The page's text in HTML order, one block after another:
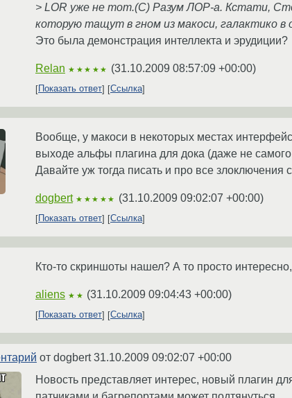
> LOR уже не тот.(C) Разум ЛОР-а. Кстати,
которую тащут в гном из макоси, галактико в
Это была демонстрация интеллекта и эрудиции?
Relan ★★★★★ (31.10.2009 08:57:09 +00:00)
Показать ответ Ссылка
Вообще, у макоси в некоторых местах
выходе альфы плагина для дока (даже не самого
Давайте уж тогда писать и про все
dogbert ★★★★★ (31.10.2009 09:02:07 +00:00)
Показать ответ Ссылка
Кто-то скриншоты нашел? А то просто
aliens ★★ (31.10.2009 09:04:43 +00:00)
Показать ответ Ссылка
от dogbert31.10.2009 09:02:07 +00:00
Новость представляет интерес, новый плагин